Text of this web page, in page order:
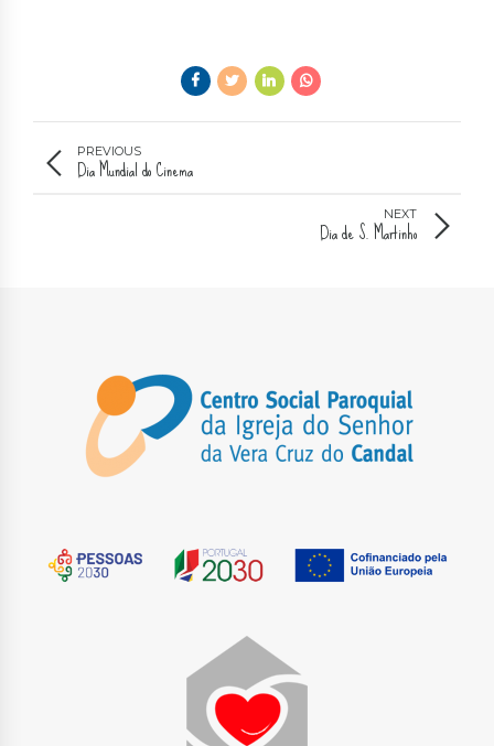
PREVIOUS
Dia Mundial do Cinema
NEXT
Dia de S. Martinho